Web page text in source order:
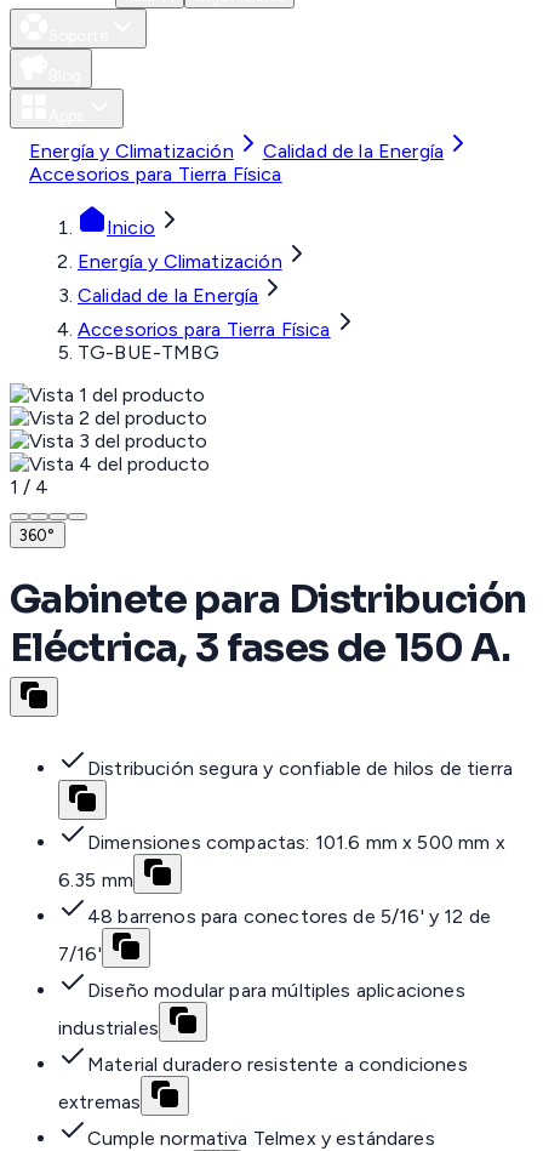
Energía y Climatización
Calidad de la Energía
Accesorios para Tierra Física
Inicio
Energía y Climatización
Calidad de la Energía
Accesorios para Tierra Física
TG-BUE-TMBG
1 / 4
360°
Gabinete para Distribución
Eléctrica, 3 fases de 150 A.
Distribución segura y confiable de hilos de tierra
Dimensiones compactas: 101.6 mm x 500 mm x
6.35 mm
48 barrenos para conectores de 5/16' y 12 de
7/16'
Diseño modular para múltiples aplicaciones
industriales
Material duradero resistente a condiciones
extremas
Cumple normativa Telmex y estándares